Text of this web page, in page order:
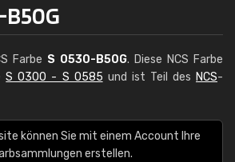
B50G
Farbe S 0530-B50G. Diese NCS Farbe
S 0300 - S 0585 und ist Teil des NCS-
können Sie mit einem Account Ihre
erstellen.